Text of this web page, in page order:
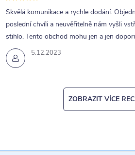
5.12.2023
Skvělá komunikace a rychle dodání.
poslední chvíli a neuvěřitelně nám vyšli
stihlo. Tento obchod mohu jen a jen
ZOBRAZIT VÍCE